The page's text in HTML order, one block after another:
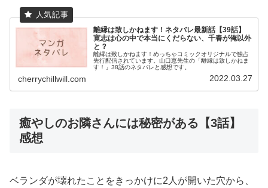
離縁は致しかねます！ネタバレ最新話【39話】
寛志は心の中で本当にくだらない、千春が俺以外
と？
離縁は致しかねます！めっちゃコミックオリジナルで独占
先行配信されています。山口恵先生の「離縁は致しかねま
す！」38話のネタバレと感想です。
cherrychillwill.com 2022.03.27
癒やしのお隣さんには秘密がある【3話】
感想
ベランダが壊れたことをきっかけに2人が開いた穴から、